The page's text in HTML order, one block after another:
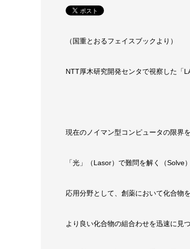
（国重とおるフェイスブックより）
NTT厚木研究開発センタで視察した「
現在のノイマン型コンピュータの限界
「光」（Lasor）で難問を解く（Solve
応用分野として、創薬において化合物
より良い化合物の組合わせを迅速に見